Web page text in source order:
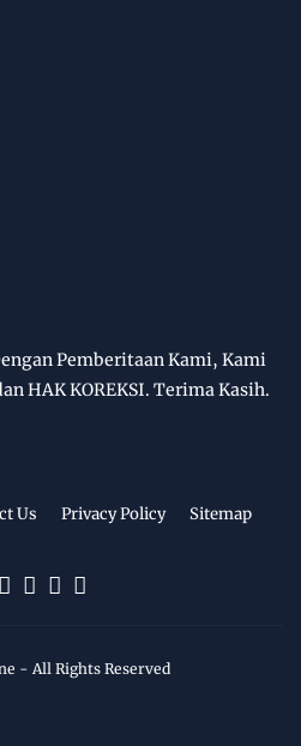
Pemberitaan Kami, Kami
HAK KOREKSI. Terima Kasih.
Us Privacy Policy
Sitemap
- All Rights Reserved